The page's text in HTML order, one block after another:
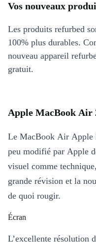
Vos nouveaux
Les produits refurbed
100% plus durables.
nouveau appareil
gratuit.
Apple MacBook Air
Le MacBook Air Apple
peu modifié par Apple
visuel comme
grande révision et la
de quoi rougir.
Écran
L’excellente résolution